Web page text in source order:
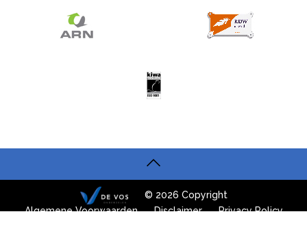
© 2026 Copyright
Algemene Voorwaarden
Disclaimer Privacy Policy